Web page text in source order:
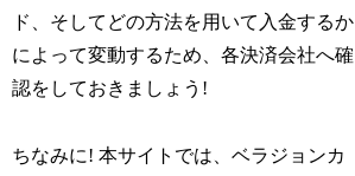
ド、そしてどの方法を用いて入金するか
によって変動するため、各決済会社へ確
認をしておきましょう!
ちなみに! 本サイトでは、ベラジョンカ